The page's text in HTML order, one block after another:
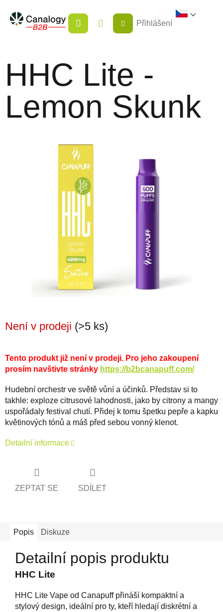
obsah
NÁKUPNÍ
KOŠÍK
Přihlášení
HHC Lite -
Lemon Skunk
Není v prodeji (>5 ks)
Tento produkt již není v prodeji. Pro jeho zakoupení
prosím navštivte stránky https://b2bcanapuff.com/
Hudební orchestr ve světě vůní a účinků. Představ si to
takhle: exploze citrusové lahodnosti, jako by citrony a mangy
uspořádaly festival chutí. Přidej k tomu špetku pepře a kapku
květinových tónů a máš před sebou vonný klenot.
Detailní informace
ZEPTAT SE SDÍLET
Popis Diskuze
Detailní popis produktu
HHC Lite
HHC Lite Vape od Canapuff přináší kompaktní a
stylový design, ideální pro ty, kteří hledají diskrétní a